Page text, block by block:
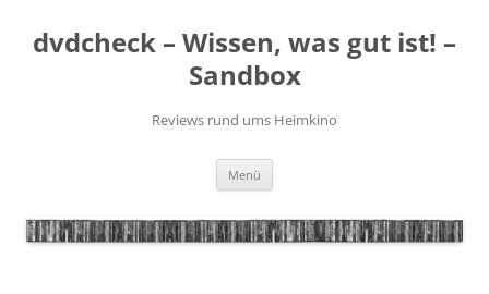
springen
dvdcheck – Wissen, was gut ist! –
Sandbox
Reviews rund ums Heimkino
Menü